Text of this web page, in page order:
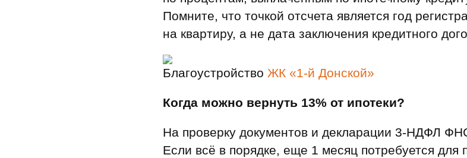
Помните, что точкой отсчета является год
на квартиру, а не дата заключения кредитного
Благоустройство ЖК «1-й Донской»
Когда можно вернуть 13% от ипотеки?
На проверку документов и декларации 3‑НДФЛ
Если всё в порядке, еще 1 месяц потребуется для